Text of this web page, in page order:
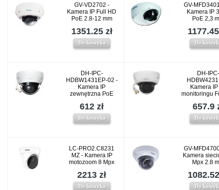
GV-VD2702 -
Kamera IP Full HD
PoE 2.8-12 mm
1351.25 zł
Do koszyka
GV-
Kamera IP
PoE 2,3
Do
DH-IPC-
HDBW1431EP-02 -
Kamera IP
zewnętrzna PoE
612 zł
Do koszyka
DH-IPC-
Kamera
monitoringu
657.9
Do
LC-PRO2.C8231
MZ - Kamera IP
motozoom 8 Mpx
2213 zł
Do koszyka
GV-
Kamera
Mpx 2.8
Do